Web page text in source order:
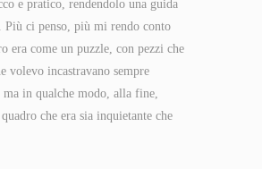
e pratico, rendendolo una guida
ci penso, più mi rendo conto
era come un puzzle, con pezzi che
volevo incastravano sempre
ma in qualche modo, alla fine,
che era sia inquietante che